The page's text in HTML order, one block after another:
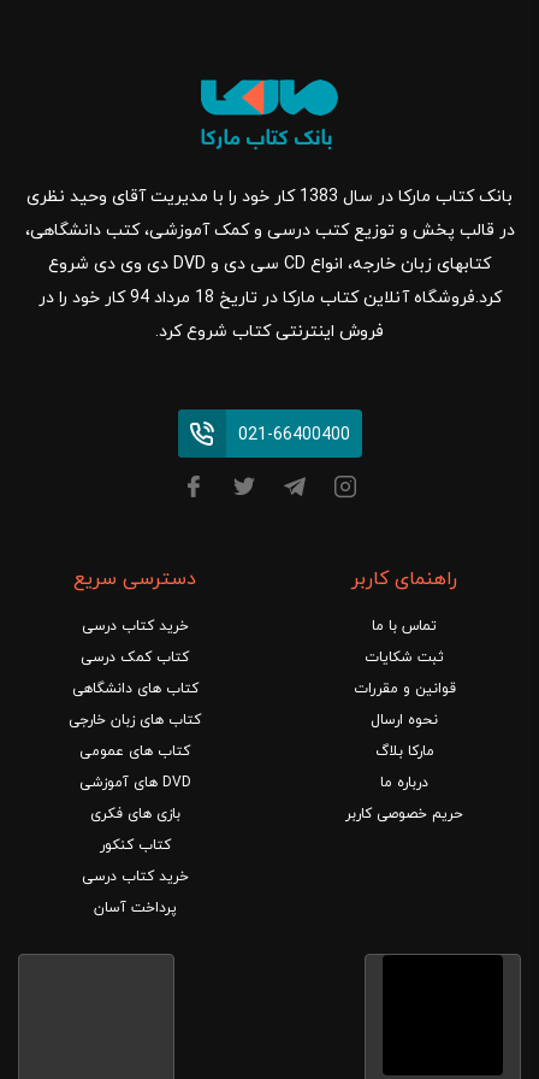
بانک کتاب مارکا در سال 1383 کار خود را با مدیریت آقای وحید نظری
در قالب پخش و توزیع کتب درسی و کمک آموزشی، کتب دانشگاهی،
کتابهای زبان خارجه، انواع CD سی دی و DVD دی وی دی شروع
کرد.فروشگاه آنلاین کتاب مارکا در تاریخ 18 مرداد 94 کار خود را در
فروش اینترنتی کتاب شروع کرد.
021-66400400
راهنمای کاربر
تماس با ما
ثبت شکایات
قوانین و مقررات
نحوه ارسال
مارکا بلاگ
درباره ما
حریم خصوصی کاربر
دسترسی سریع
خرید کتاب درسی
کتاب کمک درسی
کتاب های دانشگاهی
کتاب های زبان خارجی
کتاب های عمومی
DVD های آموزشی
بازی های فکری
کتاب کنکور
خرید کتاب درسی
پرداخت آسان